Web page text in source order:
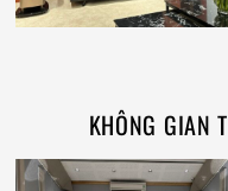
KHÔNG GIAN